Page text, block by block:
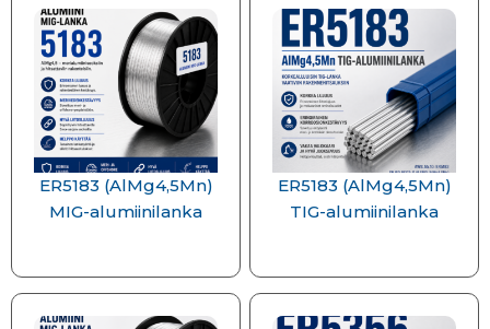
ER5183 (AlMg4,5Mn)
MIG-alumiinilanka
ER5183 (AlMg4,5Mn)
TIG-alumiinilanka